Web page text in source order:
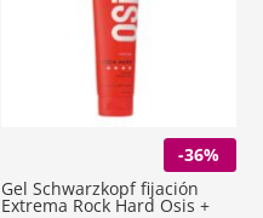
-36%
Gel Schwarzkopf fijación
Extrema Rock Hard Osis +